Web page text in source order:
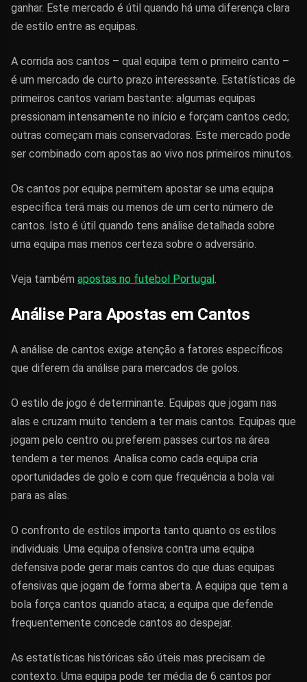
ganhar. Este mercado é útil quando há uma diferença clara
de estilo entre as equipas.
A corrida aos cantos – qual equipa tem o primeiro canto –
é um mercado de curto prazo interessante. Estatísticas de
primeiros cantos variam bastante: algumas equipas
pressionam intensamente no início e forçam cantos cedo;
outras começam mais conservadoras. Este mercado pode
ser combinado com apostas ao vivo nos primeiros minutos.
Os cantos por equipa permitem apostar se uma equipa
específica terá mais ou menos de um certo número de
cantos. Isto é útil quando tens análise detalhada sobre
uma equipa mas menos certeza sobre o adversário.
Veja também apostas no futebol Portugal.
Análise Para Apostas em Cantos
A análise de cantos exige atenção a fatores específicos
que diferem da análise para mercados de golos.
O estilo de jogo é determinante. Equipas que jogam nas
alas e cruzam muito tendem a ter mais cantos. Equipas que
jogam pelo centro ou preferem passes curtos na área
tendem a ter menos. Analisa como cada equipa cria
oportunidades de golo e com que frequência a bola vai
para as alas.
O confronto de estilos importa tanto quanto os estilos
individuais. Uma equipa ofensiva contra uma equipa
defensiva pode gerar mais cantos do que duas equipas
ofensivas que jogam de forma aberta. A equipa que tem a
bola força cantos quando ataca; a equipa que defende
frequentemente concede cantos ao despejar.
As estatísticas históricas são úteis mas precisam de
contexto. Uma equipa pode ter média de 6 cantos por